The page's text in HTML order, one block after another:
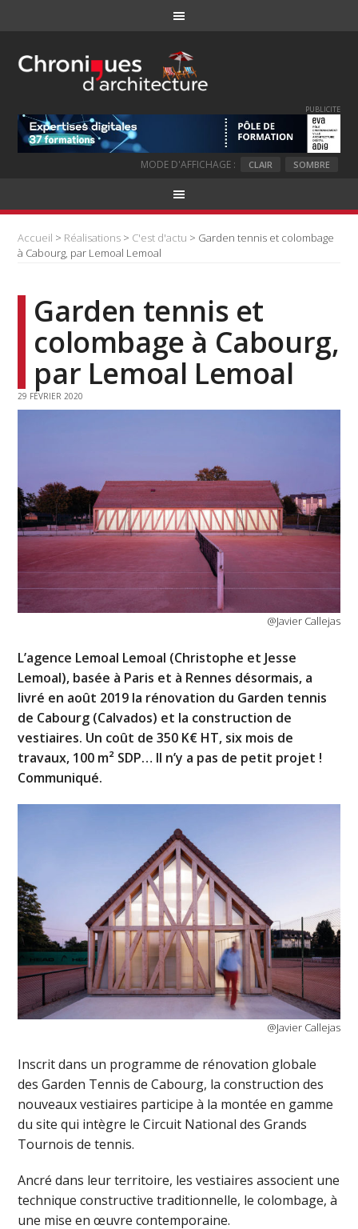
PUBLICITE
MODE D'AFFICHAGE : CLAIR SOMBRE
Accueil > Réalisations > C'est d'actu > Garden tennis et colombage
à Cabourg, par Lemoal Lemoal
Garden tennis et
colombage à Cabourg,
par Lemoal Lemoal
29 FÉVRIER 2020
@Javier Callejas
L’agence Lemoal Lemoal (Christophe et Jesse
Lemoal), basée à Paris et à Rennes désormais, a
livré en août 2019 la rénovation du Garden tennis
de Cabourg (Calvados) et la construction de
vestiaires. Un coût de 350 K€ HT, six mois de
travaux, 100 m² SDP… Il n’y a pas de petit projet !
Communiqué.
@Javier Callejas
Inscrit dans un programme de rénovation globale
des Garden Tennis de Cabourg, la construction des
nouveaux vestiaires participe à la montée en gamme
du site qui intègre le Circuit National des Grands
Tournois de tennis.
Ancré dans leur territoire, les vestiaires associent une
technique constructive traditionnelle, le colombage, à
une mise en œuvre contemporaine.